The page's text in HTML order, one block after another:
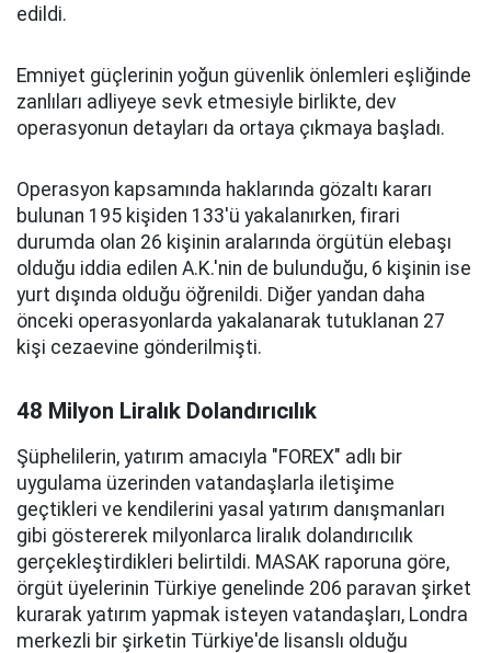
edildi.
Emniyet güçlerinin yoğun güvenlik önlemleri eşliğinde
zanlıları adliyeye sevk etmesiyle birlikte, dev
operasyonun detayları da ortaya çıkmaya başladı.
Operasyon kapsamında haklarında gözaltı kararı
bulunan 195 kişiden 133'ü yakalanırken, firari
durumda olan 26 kişinin aralarında örgütün elebaşı
olduğu iddia edilen A.K.'nin de bulunduğu, 6 kişinin ise
yurt dışında olduğu öğrenildi. Diğer yandan daha
önceki operasyonlarda yakalanarak tutuklanan 27
kişi cezaevine gönderilmişti.
48 Milyon Liralık Dolandırıcılık
Şüphelilerin, yatırım amacıyla "FOREX" adlı bir
uygulama üzerinden vatandaşlarla iletişime
geçtikleri ve kendilerini yasal yatırım danışmanları
gibi göstererek milyonlarca liralık dolandırıcılık
gerçekleştirdikleri belirtildi. MASAK raporuna göre,
örgüt üyelerinin Türkiye genelinde 206 paravan şirket
kurarak yatırım yapmak isteyen vatandaşları, Londra
merkezli bir şirketin Türkiye'de lisanslı olduğu